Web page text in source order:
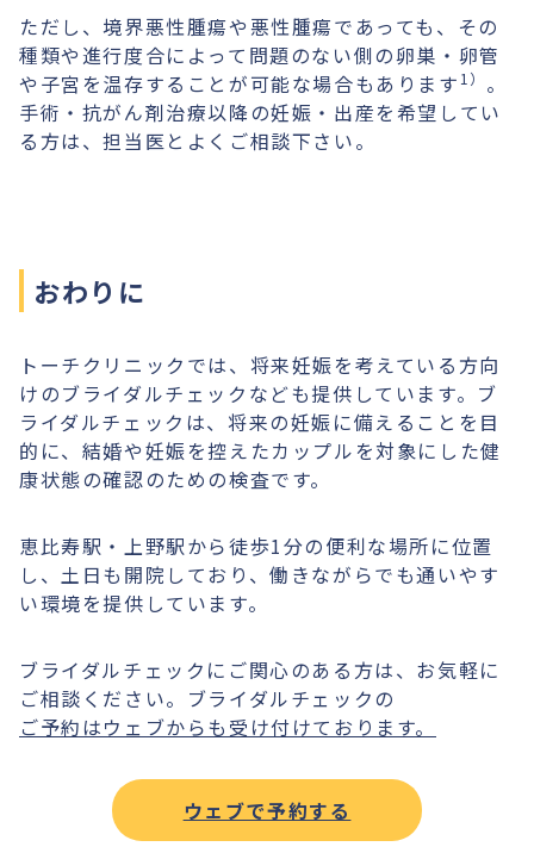
ただし、境界悪性腫瘍や悪性腫瘍であっても、その
種類や進行度合によって問題のない側の卵巣・卵管
や子宮を温存することが可能な場合もあります 1） 。
手術・抗がん剤治療以降の妊娠・出産を希望してい
る方は、担当医とよくご相談下さい。
おわりに
トーチクリニックでは、将来妊娠を考えている方向
けのブライダルチェックなども提供しています。ブ
ライダルチェックは、将来の妊娠に備えることを目
的に、結婚や妊娠を控えたカップルを対象にした健
康状態の確認のための検査です。
恵比寿駅・上野駅から徒歩1分の便利な場所に位置
し、土日も開院しており、働きながらでも通いやす
い環境を提供しています。
ブライダルチェックにご関心のある方は、お気軽に
ご相談ください。ブライダルチェックの
ご予約はウェブからも受け付けております。
ウェブで予約する